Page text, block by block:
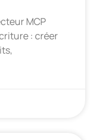
MCP
: créer